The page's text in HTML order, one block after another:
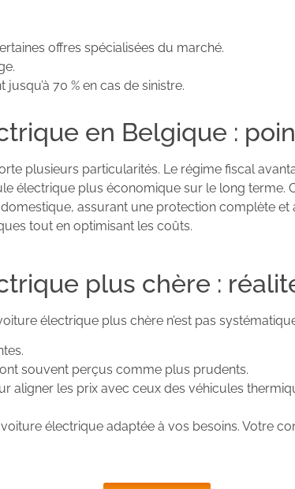
offres spécialisées du marché.
70 % en cas de sinistre.
en Belgique :
plusieurs particularités. Le régime fiscal
électrique plus économique sur le long
assurant une protection complète
tout en optimisant les coûts.
plus chère :
électrique plus chère n’est pas
souvent perçus comme plus prudents.
aligner les prix avec ceux des véhicules
voiture électrique adaptée à vos besoins. Votre